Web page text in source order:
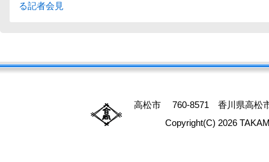
る記者会見
高松市 760-8571 香川県高松
Copyright(C) 2026